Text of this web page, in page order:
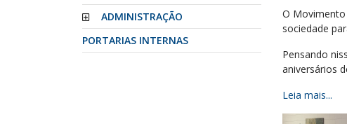
ADMINISTRAÇÃO
PORTARIAS INTERNAS
O
sociedade
Pensando
aniversários
Leia mais...